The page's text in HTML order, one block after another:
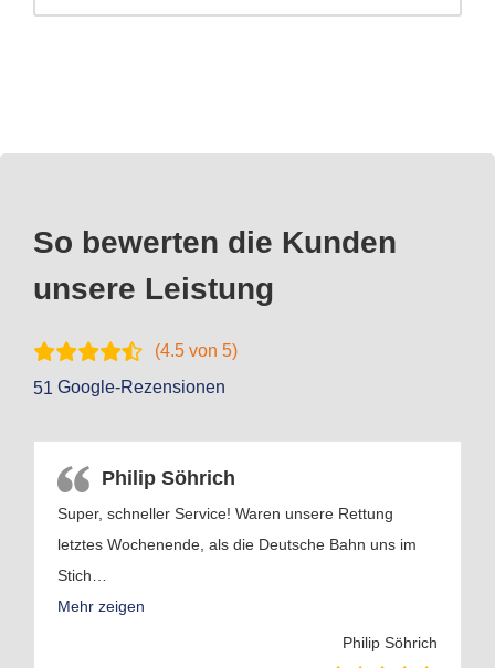
So bewerten die Kunden
unsere Leistung
(4.5 von 5)
51 Google-Rezensionen
Philip Söhrich
Super, schneller Service! Waren unsere Rettung
letztes Wochenende, als die Deutsche Bahn uns im
Stich
Mehr zeigen
Philip Söhrich